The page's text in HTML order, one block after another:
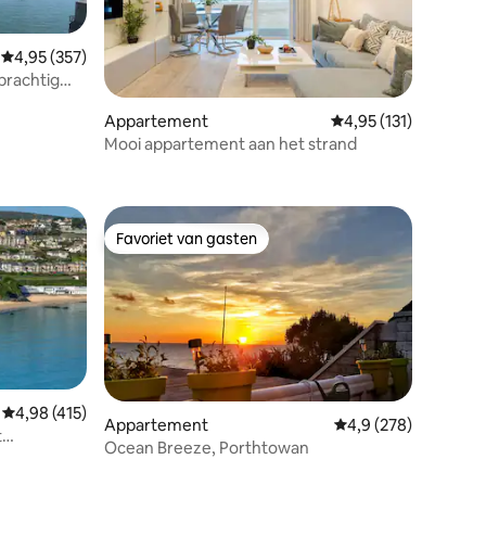
Gemiddelde beoordeling van 4,95 op 5, 357 recensies
4,95 (357)
Appartement Gemiddelde
4,95 (131)
Mooi appartement aan het strand
Gemiddelde beoordeling van 4,98 op 5, 415 recensies
4,98 (415)
Favoriet van gasten
Favoriet van gasten
Appartement Gemiddelde
4,9 (278)
Ocean Breeze, Porthtowan